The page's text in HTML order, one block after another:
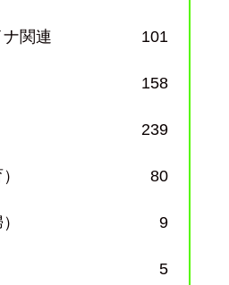
関連 101
158
239
80
9
5